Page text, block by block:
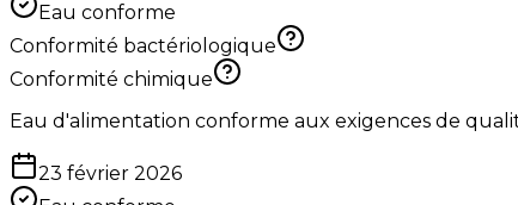
Eau conforme
Conformité bactériologique
Conformité chimique
Eau d'alimentation conforme aux exigences de
23 février 2026